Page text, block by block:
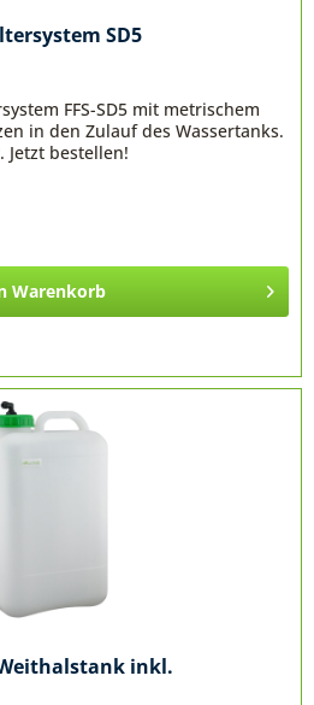
SD5
FFS-SD5 mit metrischem
in den Zulauf des Wassertanks.
Jetzt bestellen!
Warenkorb
inkl.